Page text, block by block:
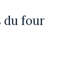
du four